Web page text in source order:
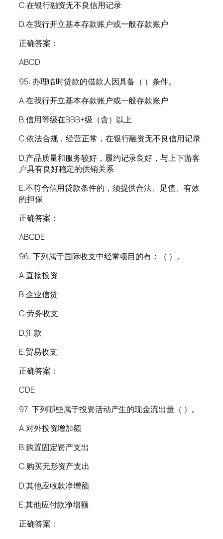
C.在银行融资无不良信用记录
D.在我行开立基本存款账户或一般存款账户
正确答案：
ABCD
95: 办理临时贷款的借款人因具备（ ）条件。
A.在我行开立基本存款账户或一般存款账户
B.信用等级在BBB+级（含）以上
C.依法合规，经营正常，在银行融资无不良信用记录
D.产品质量和服务较好，履约记录良好，与上下游客
户具有良好稳定的供销关系
E.不符合信用贷款条件的，须提供合法、足值、有效
的担保
正确答案：
ABCDE
96: 下列属于国际收支中经常项目的有：（ ）。
A.直接投资
B.企业信贷
C.劳务收支
D.汇款
E.贸易收支
正确答案：
CDE
97: 下列哪些属于投资活动产生的现金流出量（ ）。
A.对外投资增加额
B.购置固定资产支出
C.购买无形资产支出
D.其他应收款净增额
E.其他应付款净增额
正确答案：